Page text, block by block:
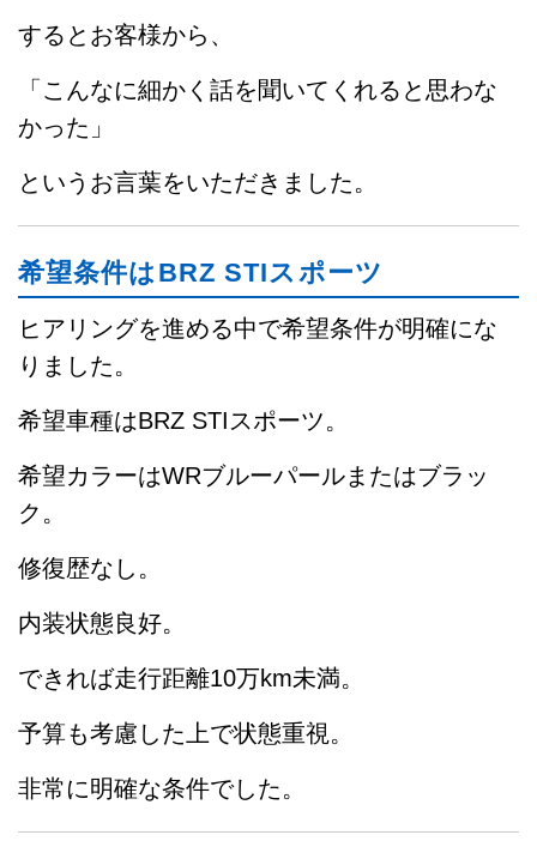
するとお客様から、
「こんなに細かく話を聞いてくれると思わな
かった」
というお言葉をいただきました。
希望条件はBRZ STIスポーツ
ヒアリングを進める中で希望条件が明確にな
りました。
希望車種はBRZ STIスポーツ。
希望カラーはWRブルーパールまたはブラッ
ク。
修復歴なし。
内装状態良好。
できれば走行距離10万km未満。
予算も考慮した上で状態重視。
非常に明確な条件でした。